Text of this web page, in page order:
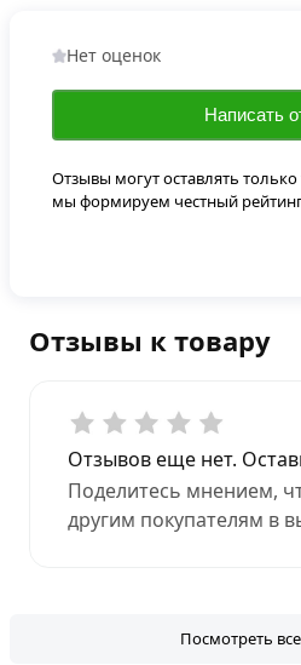
Отзывы к товару
Отзывов еще нет.
Поделитесь мнением,
другим покупателям в
Посмотреть
Нет оценок
Написать
Отзывы могут оставлять только
мы формируем честный